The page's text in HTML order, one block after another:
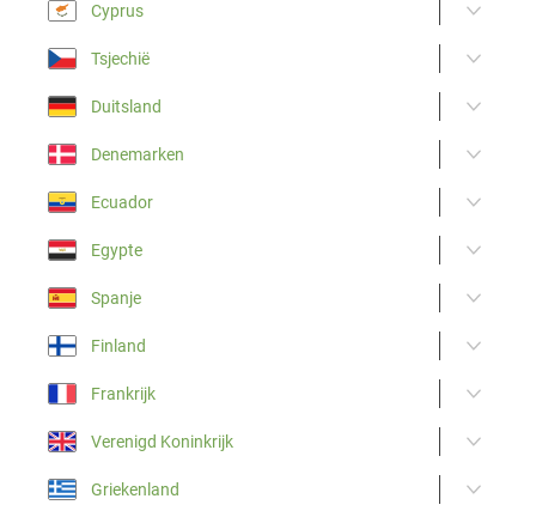
Cyprus
Tsjechië
Duitsland
Denemarken
Ecuador
Egypte
Spanje
Finland
Frankrijk
Verenigd Koninkrijk
Griekenland